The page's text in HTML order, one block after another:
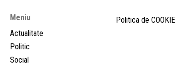
Meniu
Actualitate
Politic
Social
Politica de COOKIE